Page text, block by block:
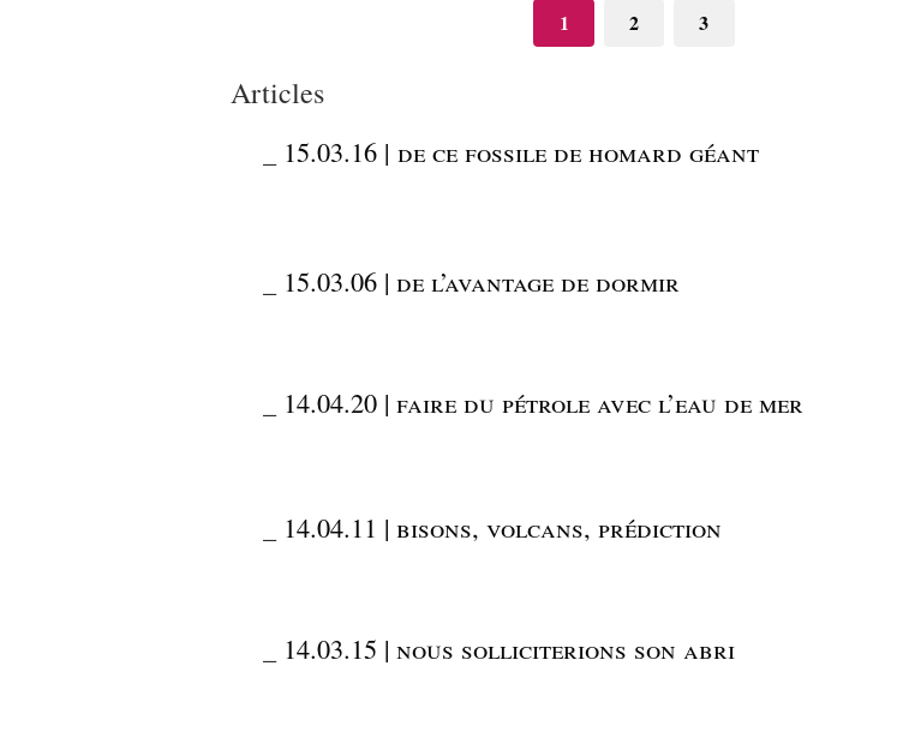
1 2 3
Articles
15.03.16 | de ce fossile de homard géant
15.03.06 | de l’avantage de dormir
14.04.20 | faire du pétrole avec l’eau de mer
14.04.11 | bisons, volcans, prédiction
14.03.15 | nous solliciterions son abri